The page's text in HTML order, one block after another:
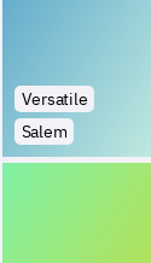
Versatile
Salem